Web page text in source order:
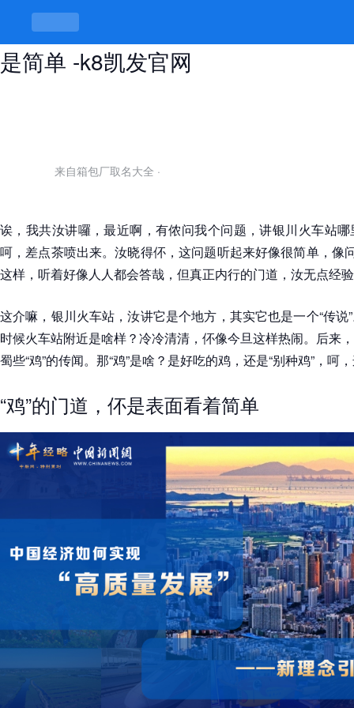
银川火车站哪里有鸡，鸡是门道，伓
是简单 -k8凯发官网
来自箱包厂取名大全 ·
诶，我共汝讲囉，最近啊，有侬问我个问题，讲银川火车站
呵，差点茶喷出来。汝晓得伓，这问题听起来好像很简单，像
这样，听着好像人人都会答哉，但真正内行的门道，汝无点经
这介嘛，银川火车站，汝讲它是个地方，其实它也是一个“传
时候火车站附近是啥样？冷冷清清，伓像今旦这样热闹。后来
蜀些“鸡”的传闻。那“鸡”是啥？是好吃的鸡，还是“别种鸡”，呵
“鸡”的门道，伓是表面看着简单